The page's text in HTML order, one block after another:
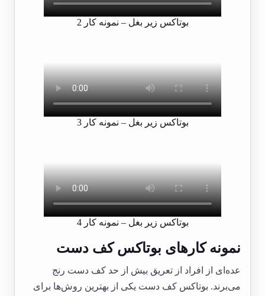
بوتاکس زیر بغل – نمونه کار 2
بوتاکس زیر بغل – نمونه کار 3
بوتاکس زیر بغل – نمونه کار 4
نمونه کارهای بوتاکس کف دست
عده‌ای از افراد از تعریق بیش از حد کف دست رنج
می‌برند. بوتاکس کف دست یکی از بهترین روش‌ها برای